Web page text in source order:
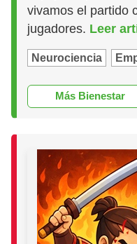
vivamos el partido
jugadores. Leer
Neurociencia
Más Bienestar